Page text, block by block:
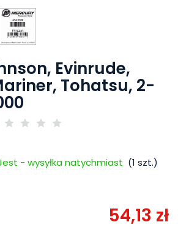
Evinrude,
Tohatsu, 2-
- wysyłka natychmiast (1 szt.)
54,13 zł